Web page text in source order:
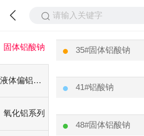
请输入关键字
固体铝酸钠
液体偏铝酸钠
氧化铝系列
35#固体铝酸钠
41#铝酸钠
48#固体铝酸钠